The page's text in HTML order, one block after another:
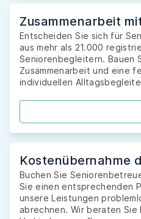
Zusammenarbeit
Entscheiden Sie sich für
aus mehr als 21.000
Seniorenbegleitern. Bauen
Zusammenarbeit und eine
individuellen
Kostenübernahme
Buchen Sie
Sie einen entsprechenden
unsere Leistungen
abrechnen. Wir beraten Sie